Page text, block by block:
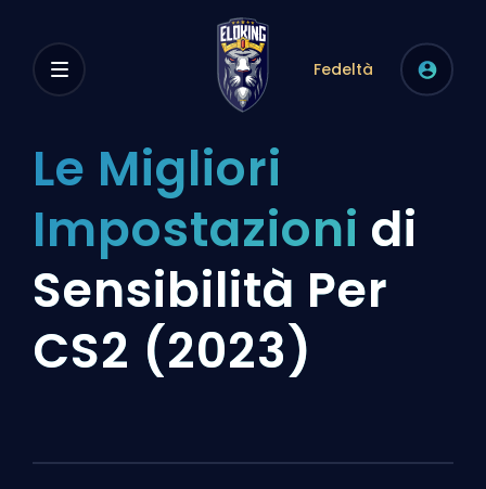
Fedeltà
Le Migliori
Impostazioni di
Sensibilità Per
CS2 (2023)